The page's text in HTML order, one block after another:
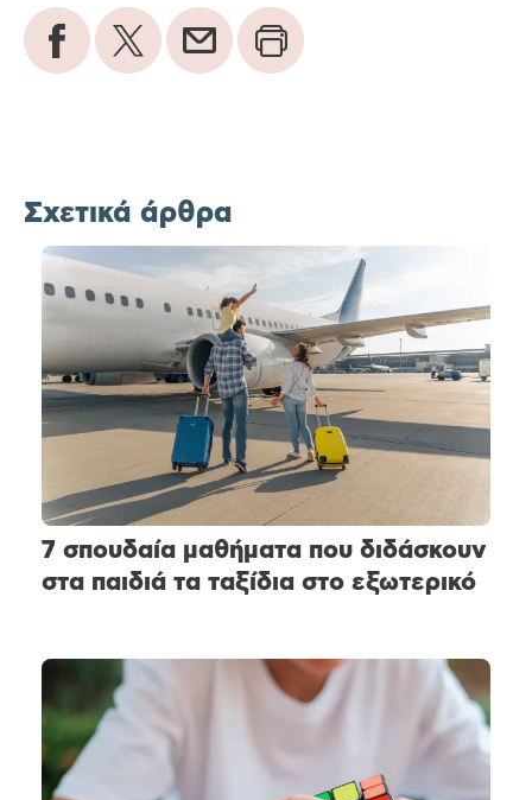
Σχετικά άρθρα
7 σπουδαία μαθήματα που διδάσκουν
στα παιδιά τα ταξίδια στο εξωτερικό